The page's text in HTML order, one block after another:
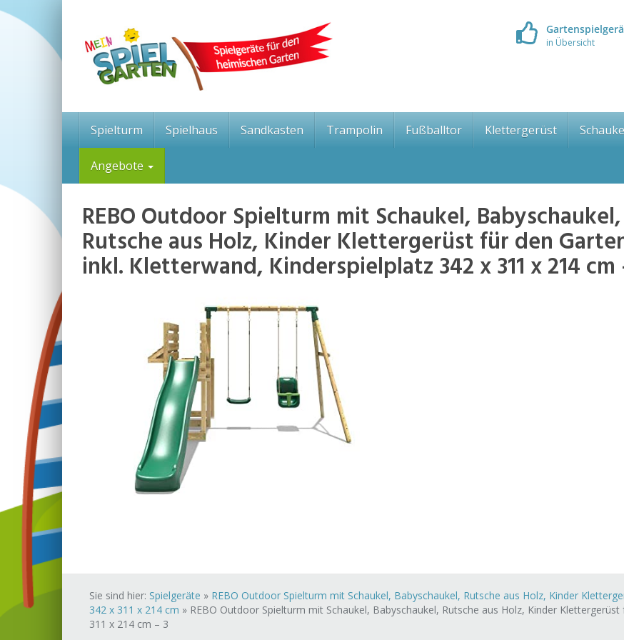
Skip
in Übersicht
Spielturm Spielhaus Sandkasten Trampolin Fußballtor Klettergerüst
Angebote
REBO Outdoor Spielturm mit Schaukel, Babyschaukel,
Rutsche aus Holz, Kinder Klettergerüst für den
inkl. Kletterwand, Kinderspielplatz 342 x 311 x 214 cm
Sie sind hier: Spielgeräte » REBO Outdoor Spielturm mit Schaukel, Babyschaukel, Rutsche aus Holz, Kinder
342 x 311 x 214 cm » REBO Outdoor Spielturm mit Schaukel, Babyschaukel, Rutsche aus Holz, Kinder
311 x 214 cm – 3